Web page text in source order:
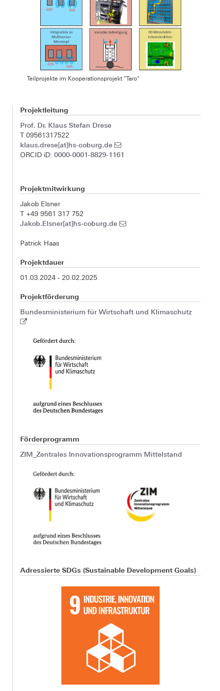
Teilprojekte im Kooperationsprojekt "Taro"
Projektleitung
Prof. Dr. Klaus Stefan Drese
T 09561317522
klaus.drese[at]hs-coburg.de
ORCID iD: 0000-0001-8829-1161
Projektmitwirkung
Jakob Elsner
T +49 9561 317 752
Jakob.Elsner[at]hs-coburg.de
Patrick Haas
Projektdauer
01.03.2024 - 20.02.2025
Projektförderung
Bundesministerium für Wirtschaft und Klimaschutz
Förderprogramm
ZIM_Zentrales Innovationsprogramm Mittelstand
Adressierte SDGs (Sustainable Development Goals)